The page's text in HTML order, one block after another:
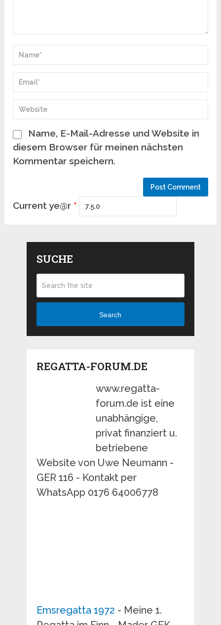
Name, E-Mail-Adresse und Website in
diesem Browser für meinen nächsten
Kommentar speichern.
Current ye@r *
SUCHE
Search
REGATTA-FORUM.DE
www.regatta-
forum.de ist eine
unabhängige,
privat finanziert u.
betriebene
Website von Uwe Neumann -
GER 116 - Kontakt per
WhatsApp 0176 64006778
Emsregatta 1972 - Meine 1.